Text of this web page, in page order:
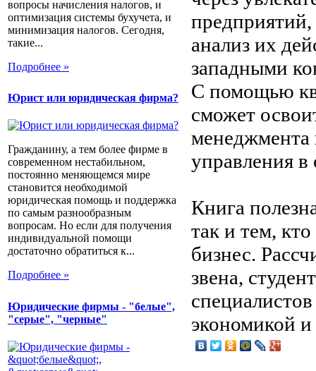
вопросы начисления налогов, и
оптимизация системы бухучета, и
минимизация налогов. Сегодня,
такие...
Подробнее »
Юрист или юридическая фирма?
Гражданину, а тем более фирме в
современном нестабильном,
постоянно меняющемся мире
становится необходимой
юридическая помощь и поддержка
по самым разнообразным
вопросам. Но если для получения
индивидуальной помощи
достаточно обратиться к...
Подробнее »
Юридические фирмы - "белые",
"серые", "черные"
анализ их
западными
С помощью
сможет
менеджмента
управления
Книга
так и тем,
бизнес.
звена,
экономикой